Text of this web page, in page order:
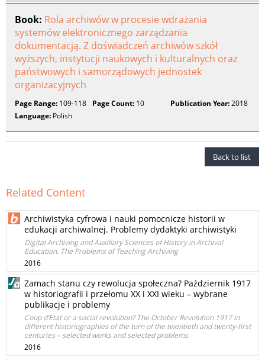
Book: Rola archiwów w procesie wdrażania
systemów elektronicznego zarządzania
dokumentacją. Z doświadczeń archiwów szkół
wyższych, instytucji naukowych i kulturalnych oraz
państwowych i samorządowych jednostek
organizacyjnych
Page Range: 109-118 Page Count: 10 Publication Year:2018
Language: Polish
Back to list
Related Content
Archiwistyka cyfrowa i nauki pomocnicze historii w
edukacji archiwalnej. Problemy dydaktyki archiwistyki
Digital Archiving and Auxiliary Sciences of History in Archival
Education. The Problems of Teaching Archiving
2016
Zamach stanu czy rewolucja społeczna? Październik 1917
w historiografii i przełomu XX i XXI wieku – wybrane
publikacje i problemy
Coup d’Etat or a social revolution? The October Revolution 1917 in
different historiographies of the turn of the twentieth and twenty-first
centuries – selected works and selected problems
2016